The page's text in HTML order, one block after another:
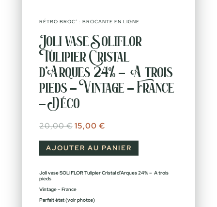
RÉTRO BROC’ : BROCANTE EN LIGNE
Joli vase Soliflor
Tulipier Cristal
d’Arques 24% – A trois
pieds – Vintage – France
– Déco
20,00€ Le prix initial était : 20,00 €.
15,00 €
AJOUTER AU PANIER
Joli vase SOLIFLOR Tulipier Cristal d’Arques24% – A trois
pieds
Vintage – France
Parfait état (voir photos)